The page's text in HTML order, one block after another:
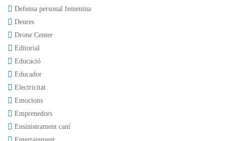
Defensa personal femenina
Deures
Drone Center
Editorial
Educació
Educador
Electricitat
Emocions
Emprenedors
Ensinistrament caní